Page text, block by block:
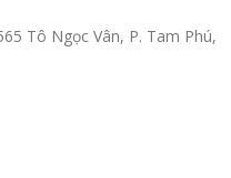
Tô Ngọc Vân, P. Tam Phú,